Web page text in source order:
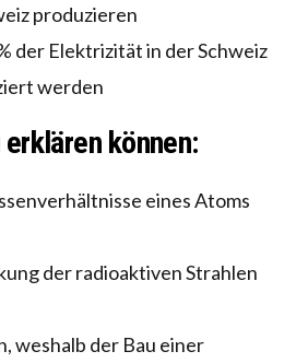
produzieren
der Elektrizität in der Schweiz
werden
können:
eines Atoms
der radioaktiven Strahlen
weshalb der Bau einer